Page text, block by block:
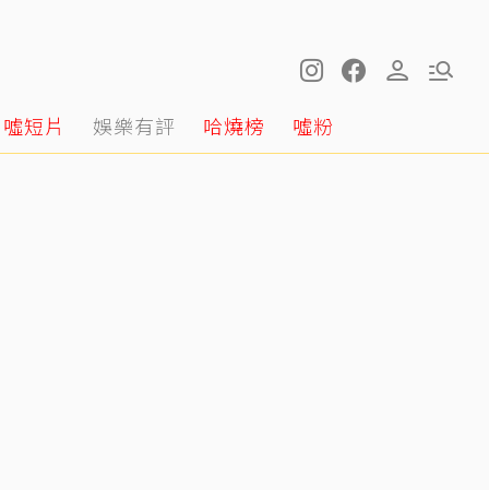
噓短片 娛樂有評 哈燒榜 噓粉